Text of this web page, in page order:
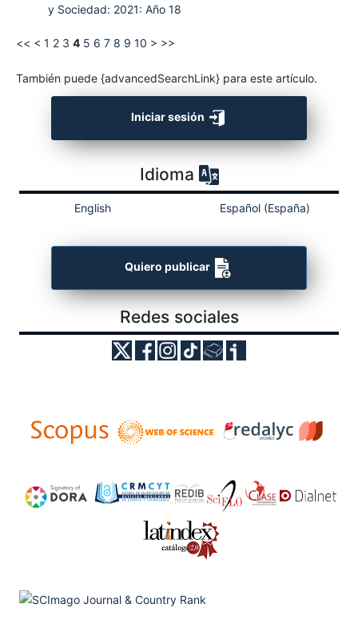
y Sociedad: 2021: Año 18
<< < 1 2 3 4 5 6 7 8 9 10 > >>
También puede {advancedSearchLink} para este artículo.
Iniciar sesión
Idioma
English Español (España)
Quiero publicar
Redes sociales